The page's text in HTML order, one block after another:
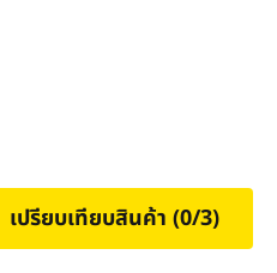
เปรียบเทียบสินค้า (0/3)